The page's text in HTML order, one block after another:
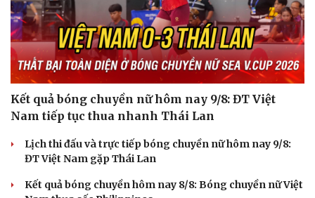
Tư vấn
Săn Tour
check-in
Câu chuyện thời sự
Đọc truyện đêm khuya
Cửa sổ tình yêu
Kể chuyện cho bé
Hạt giống tâm hồn
Kết quả bóng chuyền nữ hôm nay 9/8: ĐT Việt
Nam tiếp tục thua nhanh Thái Lan
Lịch thi đấu và trực tiếp bóng chuyền nữ hôm nay 9/8:
ĐT Việt Nam gặp Thái Lan
Kết quả bóng chuyền hôm nay 8/8: Bóng chuyền nữ Việt